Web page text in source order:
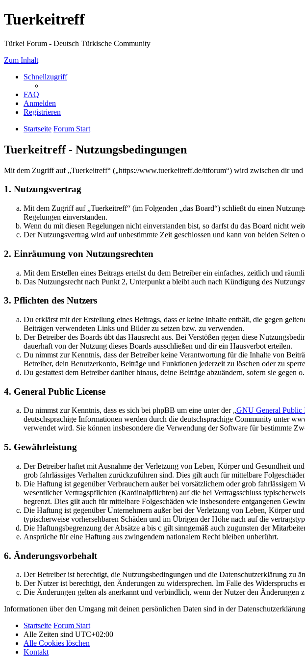
Tuerkeitreff
Türkei Forum - Deutsch Türkische Community
Zum Inhalt
Schnellzugriff
FAQ
Anmelden
Registrieren
Startseite Forum Start
Tuerkeitreff - Nutzungsbedingungen
Mit dem Zugriff auf „Tuerkeitreff“ („https://www.tuerkeitreff.de/ttforum“) wird zwischen dir und
1. Nutzungsvertrag
Mit dem Zugriff auf „Tuerkeitreff“ (im Folgenden „das Board“) schließt du einen
Regelungen einverstanden.
Wenn du mit diesen Regelungen nicht einverstanden bist, so darfst du das Board nicht
Der Nutzungsvertrag wird auf unbestimmte Zeit geschlossen und kann von beiden Seiten
2. Einräumung von Nutzungsrechten
Mit dem Erstellen eines Beitrags erteilst du dem Betreiber ein einfaches, zeitlich und
Das Nutzungsrecht nach Punkt 2, Unterpunkt a bleibt auch nach Kündigung des
3. Pflichten des Nutzers
Du erklärst mit der Erstellung eines Beitrags, dass er keine Inhalte enthält, die gegen
Beiträgen verwendeten Links und Bilder zu setzen bzw. zu verwenden.
Der Betreiber des Boards übt das Hausrecht aus. Bei Verstößen gegen diese
dauerhaft von der Nutzung dieses Boards ausschließen und dir ein Hausverbot erteilen.
Du nimmst zur Kenntnis, dass der Betreiber keine Verantwortung für die Inhalte von
Betreiber, dein Benutzerkonto, Beiträge und Funktionen jederzeit zu löschen oder zu
Du gestattest dem Betreiber darüber hinaus, deine Beiträge abzuändern, sofern sie
4. General Public License
Du nimmst zur Kenntnis, dass es sich bei phpBB um eine unter der „GNU General Public
deutschsprachige Informationen werden durch die deutschsprachige Community unter
verwendet wird. Sie können insbesondere die Verwendung der Software für bestimmte
5. Gewährleistung
Der Betreiber haftet mit Ausnahme der Verletzung von Leben, Körper und Gesundheit
grob fahrlässiges Verhalten zurückzuführen sind. Dies gilt auch für mittelbare
Die Haftung ist gegenüber Verbrauchern außer bei vorsätzlichem oder grob fahrlässigem
wesentlicher Vertragspflichten (Kardinalpflichten) auf die bei Vertragsschluss
begrenzt. Dies gilt auch für mittelbare Folgeschäden wie insbesondere entgangenen
Die Haftung ist gegenüber Unternehmern außer bei der Verletzung von Leben, Körper
typischerweise vorhersehbaren Schäden und im Übrigen der Höhe nach auf die
Die Haftungsbegrenzung der Absätze a bis c gilt sinngemäß auch zugunsten der
Ansprüche für eine Haftung aus zwingendem nationalem Recht bleiben unberührt.
6. Änderungsvorbehalt
Der Betreiber ist berechtigt, die Nutzungsbedingungen und die Datenschutzerklärung zu
Der Nutzer ist berechtigt, den Änderungen zu widersprechen. Im Falle des Widerspruchs
Die Änderungen gelten als anerkannt und verbindlich, wenn der Nutzer den Änderungen
Informationen über den Umgang mit deinen persönlichen Daten sind in der
Startseite Forum Start
Alle Zeiten sind UTC+02:00
Alle Cookies löschen
Kontakt